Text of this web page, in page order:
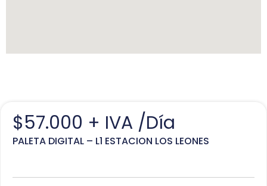
$57.000 + IVA /Día
PALETA DIGITAL – L1 ESTACION LOS LEONES